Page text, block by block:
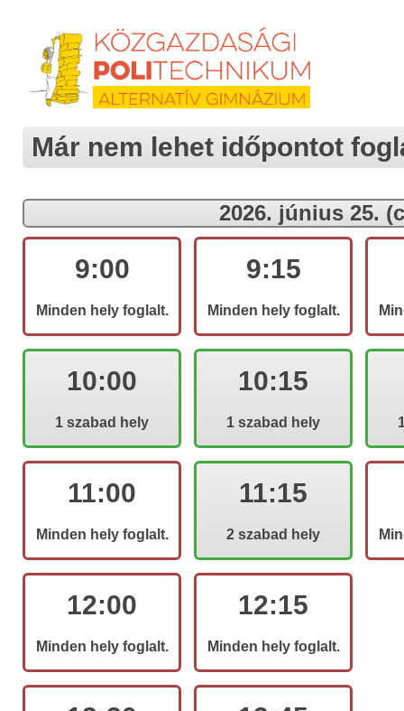
Már nem lehet időpontot
2026. június 25.
9:00
Minden hely foglalt.
9:15
Minden hely foglalt.
10:00
1 szabad hely
10:15
1 szabad hely
11:00
Minden hely foglalt.
11:15
2 szabad hely
12:00
Minden hely foglalt.
12:15
Minden hely foglalt.
Vendel utca 3.)
továbbítsa.
adatkezelésre